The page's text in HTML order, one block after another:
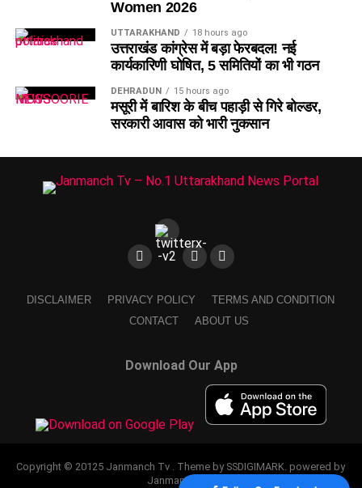
Women 2026
UTTARAKHAND 18 hours ago
उत्तराखंड कांग्रेस में बड़ा फेरबदल! नई
कार्यकारिणी घोषित, 5 समितियों का भी गठन
DEHRADUN 15 hours ago
मसूरी में बारिश के बीच पहाड़ी से गिरे बोल्डर,
सरकारी आवास को भारी नुकसान
DISCLAIMER PRIVACY POLICY
TERMS AND CONDITION
CONTACT
ABOUT US
Download Our App
Copyright © 20125 Janmanch Tv . Theme by SSDIGIMARK. powered by
Janmanch TV.